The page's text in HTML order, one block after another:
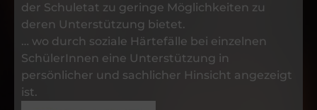
der Schuletat zu geringe Möglichkeiten zu
deren Unterstützung bietet.
… wo durch soziale Härtefälle bei einzelnen
SchülerInnen eine Unterstützung in
persönlicher und sachlicher Hinsicht angezeigt
ist.